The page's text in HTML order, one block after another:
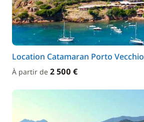
Location Catamaran Porto Vecchio
À partir de 2 500 €